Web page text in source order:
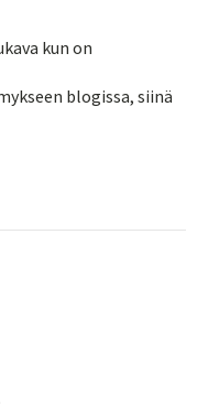
kun on
blogissa, siinä